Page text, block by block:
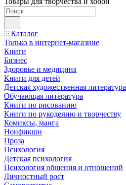
Каталог
Только в интернет-магазине
Книги
Бизнес
Здоровье и медицина
Книги для детей
Детская художественная литература
Обучающая литература
Книги по рисованию
Книги по рукоделию и творчеству
Комиксы, манга
Нонфикшн
Проза
Психология
Детская психология
Психология общения и отношений
Личностный рост